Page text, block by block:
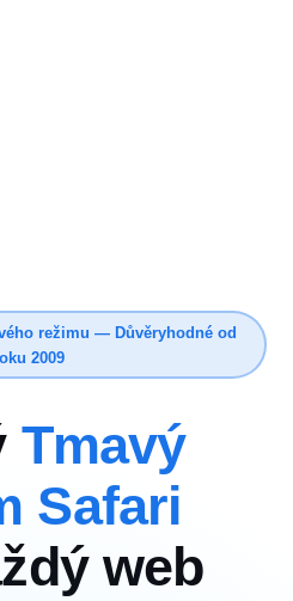
režimu — Důvěryhodné od
2009
Tmavý
Safari
web